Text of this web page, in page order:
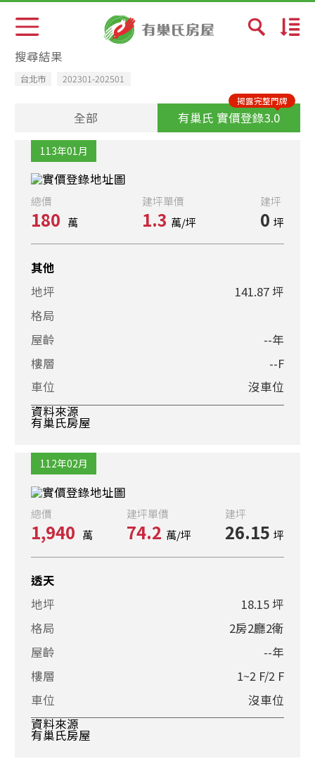
成交日期新→舊
總價少→多
單價少→多
搜尋結果
台北市 202301-202501
全部 有巢氏 實價登錄3.0
揭露完整門牌
113年01月
總價
180 萬
建坪單價
1.3 萬/坪
建坪
0 坪
其他
地坪
141.87 坪
格局
屋齡
--年
樓層
--F
車位
沒車位
資料來源
有巢氏房屋
112年02月
總價
1,940 萬
建坪單價
74.2 萬/坪
建坪
26.15 坪
透天
地坪
18.15 坪
格局
2房2廳2衛
屋齡
--年
樓層
1~2 F/2 F
車位
沒車位
資料來源
有巢氏房屋